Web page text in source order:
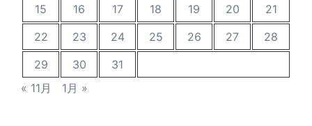
15
16 17 18 19 20
21
22
23 24 25 26 27
28
29
30
31
« 11月
1月 »